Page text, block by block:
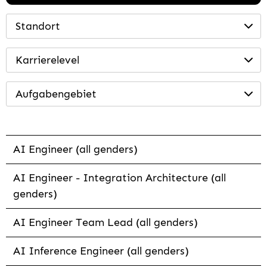
Standort
Karrierelevel
Aufgabengebiet
AI Engineer (all genders)
AI Engineer - Integration Architecture (all
genders)
AI Engineer Team Lead (all genders)
AI Inference Engineer (all genders)